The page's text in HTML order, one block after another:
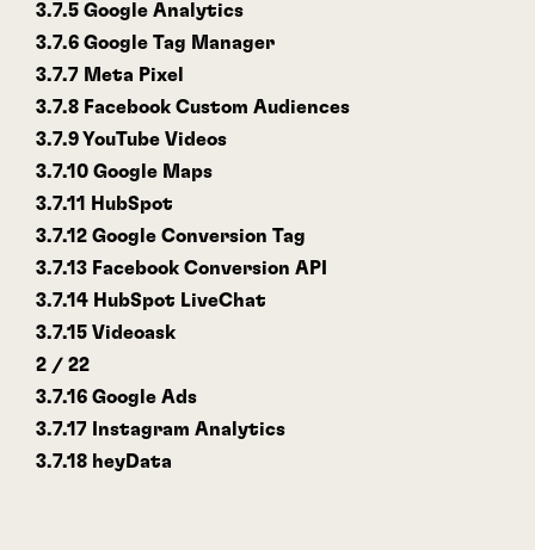
3.7.5 Google Analytics
3.7.6 Google Tag Manager
3.7.7 Meta Pixel
3.7.8 Facebook Custom Audiences
3.7.9 YouTube Videos
3.7.10 Google Maps
3.7.11 HubSpot
3.7.12 Google Conversion Tag
3.7.13 Facebook Conversion API
3.7.14 HubSpot LiveChat
3.7.15 Videoask
2 / 22
3.7.16 Google Ads
3.7.17 Instagram Analytics
3.7.18 heyData